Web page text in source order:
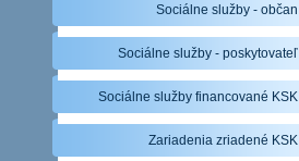
Sociálne služby - občan
Sociálne služby - poskytovateľ
Sociálne služby financované KSK
Zariadenia zriadené KSK